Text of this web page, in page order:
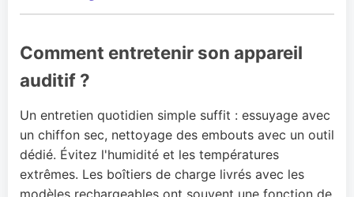
Comment entretenir son appareil
auditif ?
Un entretien quotidien simple suffit : essuyage avec
un chiffon sec, nettoyage des embouts avec un outil
dédié. Évitez l'humidité et les températures
extrêmes. Les boîtiers de charge livrés avec les
modèles rechargeables ont souvent une fonction de